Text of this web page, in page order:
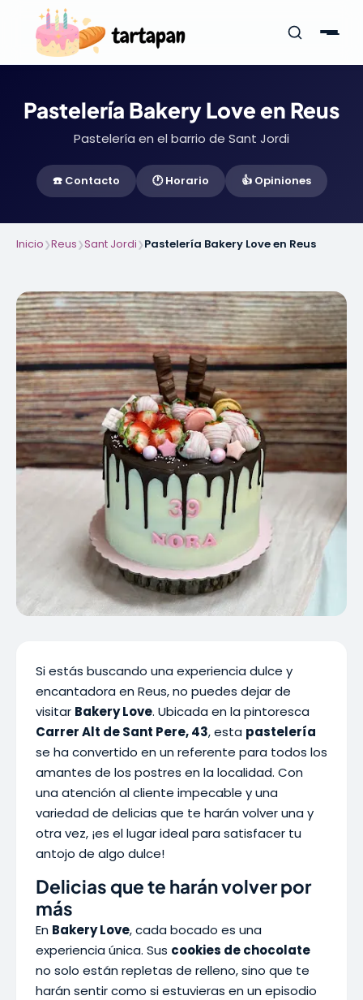
Pastelería Bakery Love en Reus
Pastelería en el barrio de Sant Jordi
☎️ Contacto 🕐 Horario 👍 Opiniones
Inicio❯Reus❯Sant Jordi❯Pastelería Bakery Love en Reus
Si estás buscando una experiencia dulce y
encantadora en Reus, no puedes dejar de
visitar Bakery Love. Ubicada en la pintoresca
Carrer Alt de Sant Pere, 43, esta pastelería
se ha convertido en un referente para todos los
amantes de los postres en la localidad. Con
una atención al cliente impecable y una
variedad de delicias que te harán volver una y
otra vez, ¡es el lugar ideal para satisfacer tu
antojo de algo dulce!
Delicias que te harán volver por
más
En Bakery Love, cada bocado es una
experiencia única. Sus cookies de chocolate
no solo están repletas de relleno, sino que te
harán sentir como si estuvieras en un episodio